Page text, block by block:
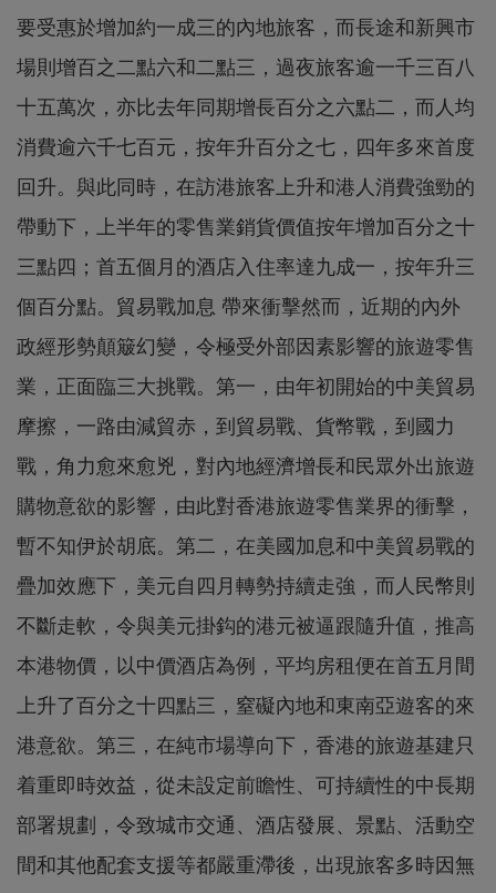
要受惠於增加約一成三的內地旅客，而長途和新興市
場則增百之二點六和二點三，過夜旅客逾一千三百八
十五萬次，亦比去年同期增長百分之六點二，而人均
消費逾六千七百元，按年升百分之七，四年多來首度
回升。與此同時，在訪港旅客上升和港人消費強勁的
帶動下，上半年的零售業銷貨價值按年增加百分之十
三點四；首五個月的酒店入住率達九成一，按年升三
個百分點。貿易戰加息 帶來衝擊然而，近期的內外
政經形勢顛簸幻變，令極受外部因素影響的旅遊零售
業，正面臨三大挑戰。第一，由年初開始的中美貿易
摩擦，一路由減貿赤，到貿易戰、貨幣戰，到國力
戰，角力愈來愈兇，對內地經濟增長和民眾外出旅遊
購物意欲的影響，由此對香港旅遊零售業界的衝擊，
暫不知伊於胡底。第二，在美國加息和中美貿易戰的
疊加效應下，美元自四月轉勢持續走強，而人民幣則
不斷走軟，令與美元掛鈎的港元被逼跟隨升值，推高
本港物價，以中價酒店為例，平均房租便在首五月間
上升了百分之十四點三，窒礙內地和東南亞遊客的來
港意欲。第三，在純市場導向下，香港的旅遊基建只
着重即時效益，從未設定前瞻性、可持續性的中長期
部署規劃，令致城市交通、酒店發展、景點、活動空
間和其他配套支援等都嚴重滯後，出現旅客多時因無